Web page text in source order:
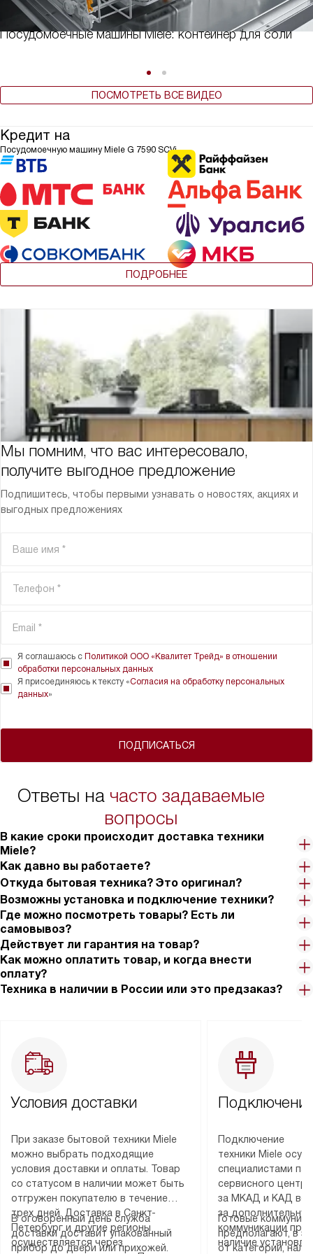
Посудомоечные машины Miele: контейнер для соли
ПОСМОТРЕТЬ ВСЕ ВИДЕО
Кредит на
Посудомоечную машину Miele G 7590 SCVi
ПОДРОБНЕЕ
Мы помним, что вас интересовало,
получите выгодное предложение
Подпишитесь, чтобы первыми узнавать о новостях, акциях и
выгодных предложениях
ПОДПИСАТЬСЯ
Я соглашаюсь с Политикой ООО «Квалитет Трейд» в отношении
обработки персональных данных
Я присоединяюсь к тексту «Согласия на обработку персональных
данных»
Ответы на часто задаваемые
вопросы
В какие сроки происходит доставка техники
Miele?
Как давно вы работаете?
Откуда бытовая техника? Это оригинал?
Возможны установка и подключение техники?
Где можно посмотреть товары? Есть ли
самовывоз?
Действует ли гарантия на товар?
Как можно оплатить товар, и когда внести
оплату?
Техника в наличии в России или это предзаказ?
Условия доставки
При заказе бытовой техники Miele
можно выбрать подходящие
условия доставки и оплаты. Товар
со статусом в наличии может быть
отгружен покупателю в течение
трех дней. Доставка в Санкт-
Петербург и другие регионы
осуществляется через
В оговоренный день служба
доставки доставит упакованный
прибор до двери или прихожей.
Подключение
техники Miele
специалистами
сервисного
за МКАД и КАД
за
коммуникации
наличие
Готовые
предполагают, в
от категории,